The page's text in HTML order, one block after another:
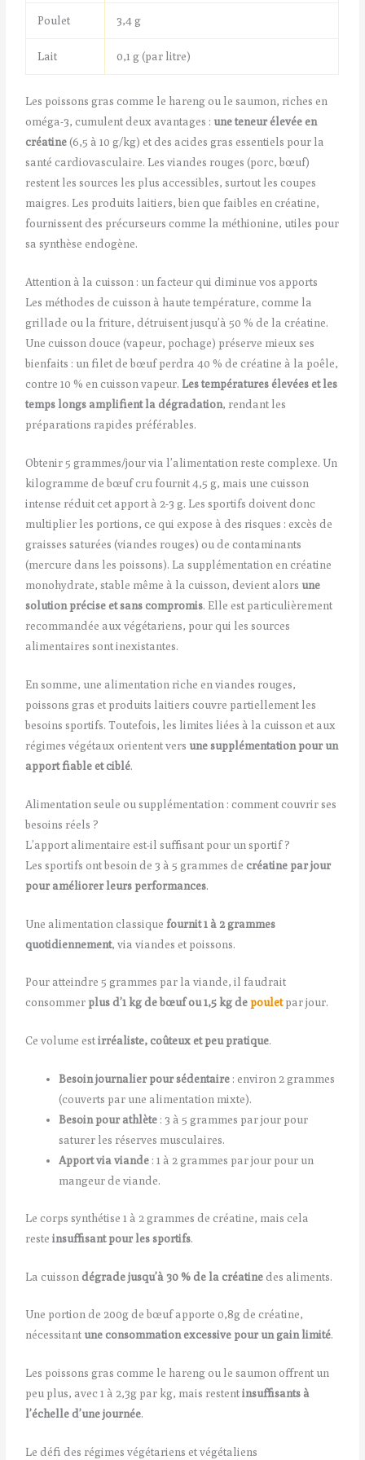
Poulet 3,4 g
Lait 0,1 g (par litre)
Les poissons gras comme le hareng ou le saumon, riches en
oméga-3, cumulent deux avantages :une teneur élevée en
créatine(6,5 à 10 g/kg) et des acides gras essentiels pour la
santé cardiovasculaire. Les viandes rouges (porc, bœuf)
restent les sources les plus accessibles, surtout les coupes
maigres. Les produits laitiers, bien que faibles en créatine,
fournissent des précurseurs comme la méthionine, utiles pour
sa synthèse endogène.
Attention à la cuisson : un facteur qui diminue vos apports
Les méthodes de cuisson à haute température, comme la
grillade ou la friture, détruisent jusqu’à 50 % de la créatine.
Une cuisson douce (vapeur, pochage) préserve mieux ses
bienfaits : un filet de bœuf perdra 40 % de créatine à la poêle,
contre 10 % en cuisson vapeur. Les températures élevées et les
temps longs amplifient la dégradation, rendant les
préparations rapides préférables.
Obtenir 5 grammes/jour via l’alimentation reste complexe. Un
kilogramme de bœuf cru fournit 4,5 g, mais une cuisson
intense réduit cet apport à 2-3 g. Les sportifs doivent donc
multiplier les portions, ce qui expose à des risques : excès de
graisses saturées (viandes rouges) ou de contaminants
(mercure dans les poissons). La supplémentation en créatine
monohydrate, stable même à la cuisson, devient alorsune
solution précise et sans compromis. Elle est particulièrement
recommandée aux végétariens, pour qui les sources
alimentaires sont inexistantes.
En somme, une alimentation riche en viandes rouges,
poissons gras et produits laitiers couvre partiellement les
besoins sportifs. Toutefois, les limites liées à la cuisson et aux
régimes végétaux orientent versune supplémentation pour un
apport fiable et ciblé.
Alimentation seule ou supplémentation : comment couvrir ses
besoins réels ?
L’apport alimentaire est-il suffisant pour un sportif ?
Les sportifs ont besoin de 3 à 5 grammes decréatine par jour
pour améliorer leurs performances.
Une alimentation classique fournit 1 à 2 grammes
quotidiennement, via viandes et poissons.
Pour atteindre 5 grammes par la viande, il faudrait
consommer plus d’1 kg de bœuf ou 1,5 kg depouletpar jour.
Ce volume estirréaliste, coûteux et peu pratique.
Besoin journalier pour sédentaire : environ 2 grammes
(couverts par une alimentation mixte).
Besoin pour athlète : 3 à 5 grammes par jour pour
saturer les réserves musculaires.
Apport via viande : 1 à 2 grammes par jour pour un
mangeur de viande.
Le corps synthétise 1 à 2 grammes de créatine, mais cela
resteinsuffisant pour les sportifs.
La cuissondégrade jusqu’à 30 % de la créatinedes aliments.
Une portion de 200g de bœuf apporte 0,8g de créatine,
nécessitantune consommation excessive pour un gain limité.
Les poissons gras comme le hareng ou le saumon offrent un
peu plus, avec 1 à 2,3g par kg, mais restentinsuffisants à
l’échelle d’une journée.
Le défi des régimes végétariens et végétaliens